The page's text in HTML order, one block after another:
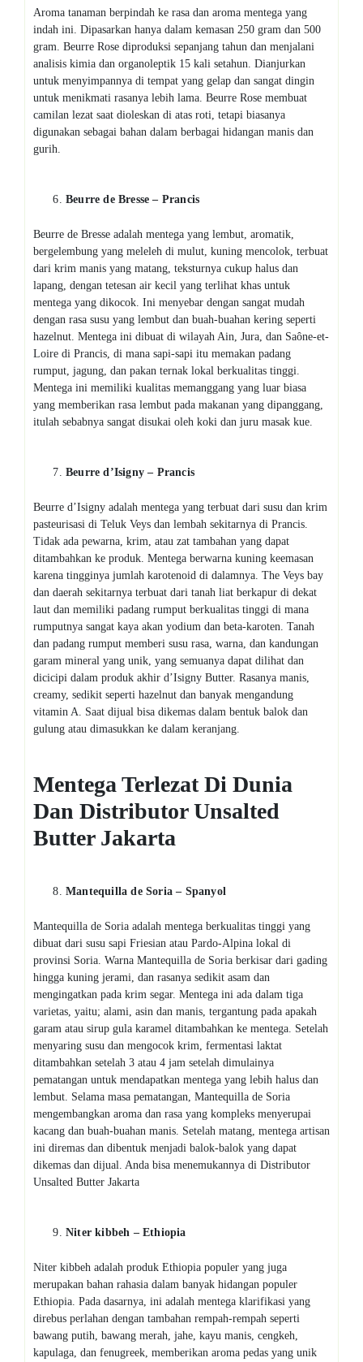
Aroma tanaman berpindah ke rasa dan aroma mentega yang
indah ini. Dipasarkan hanya dalam kemasan 250 gram dan 500
gram. Beurre Rose diproduksi sepanjang tahun dan menjalani
analisis kimia dan organoleptik 15 kali setahun. Dianjurkan
untuk menyimpannya di tempat yang gelap dan sangat dingin
untuk menikmati rasanya lebih lama. Beurre Rose membuat
camilan lezat saat dioleskan di atas roti, tetapi biasanya
digunakan sebagai bahan dalam berbagai hidangan manis dan
gurih.
Beurre de Bresse – Prancis
Beurre de Bresse adalah mentega yang lembut, aromatik,
bergelembung yang meleleh di mulut, kuning mencolok, terbuat
dari krim manis yang matang, teksturnya cukup halus dan
lapang, dengan tetesan air kecil yang terlihat khas untuk
mentega yang dikocok. Ini menyebar dengan sangat mudah
dengan rasa susu yang lembut dan buah-buahan kering seperti
hazelnut. Mentega ini dibuat di wilayah Ain, Jura, dan Saône-et-
Loire di Prancis, di mana sapi-sapi itu memakan padang
rumput, jagung, dan pakan ternak lokal berkualitas tinggi.
Mentega ini memiliki kualitas memanggang yang luar biasa
yang memberikan rasa lembut pada makanan yang dipanggang,
itulah sebabnya sangat disukai oleh koki dan juru masak kue.
Beurre d’Isigny – Prancis
Beurre d’Isigny adalah mentega yang terbuat dari susu dan krim
pasteurisasi di Teluk Veys dan lembah sekitarnya di Prancis.
Tidak ada pewarna, krim, atau zat tambahan yang dapat
ditambahkan ke produk. Mentega berwarna kuning keemasan
karena tingginya jumlah karotenoid di dalamnya. The Veys bay
dan daerah sekitarnya terbuat dari tanah liat berkapur di dekat
laut dan memiliki padang rumput berkualitas tinggi di mana
rumputnya sangat kaya akan yodium dan beta-karoten. Tanah
dan padang rumput memberi susu rasa, warna, dan kandungan
garam mineral yang unik, yang semuanya dapat dilihat dan
dicicipi dalam produk akhir d’Isigny Butter. Rasanya manis,
creamy, sedikit seperti hazelnut dan banyak mengandung
vitamin A. Saat dijual bisa dikemas dalam bentuk balok dan
gulung atau dimasukkan ke dalam keranjang.
Mentega TerlezatDi Dunia
Dan Distributor Unsalted
Butter Jakarta
Mantequilla de Soria – Spanyol
Mantequilla de Soria adalah mentega berkualitas tinggi yang
dibuat dari susu sapi Friesian atau Pardo-Alpina lokal di
provinsi Soria. Warna Mantequilla de Soria berkisar dari gading
hingga kuning jerami, dan rasanya sedikit asam dan
mengingatkan pada krim segar. Mentega ini ada dalam tiga
varietas, yaitu; alami, asin dan manis, tergantung pada apakah
garam atau sirup gula karamel ditambahkan ke mentega. Setelah
menyaring susu dan mengocok krim, fermentasi laktat
ditambahkan setelah 3 atau 4 jam setelah dimulainya
pematangan untuk mendapatkan mentega yang lebih halus dan
lembut. Selama masa pematangan, Mantequilla de Soria
mengembangkan aroma dan rasa yang kompleks menyerupai
kacang dan buah-buahan manis. Setelah matang, mentega artisan
ini diremas dan dibentuk menjadi balok-balok yang dapat
dikemas dan dijual. Anda bisa menemukannya di Distributor
Unsalted Butter Jakarta
Niter kibbeh – Ethiopia
Niter kibbeh adalah produk Ethiopia populer yang juga
merupakan bahan rahasia dalam banyak hidangan populer
Ethiopia. Pada dasarnya, ini adalah mentega klarifikasi yang
direbus perlahan dengan tambahan rempah-rempah seperti
bawang putih, bawang merah, jahe, kayu manis, cengkeh,
kapulaga, dan fenugreek, memberikan aroma pedas yang unik